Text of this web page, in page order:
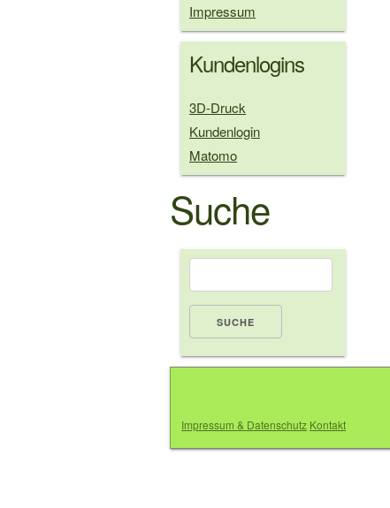
Impressum
Kundenlogins
3D-Druck
Kundenlogin
Matomo
Suche
Footer
Impressum & Datenschutz Kontakt